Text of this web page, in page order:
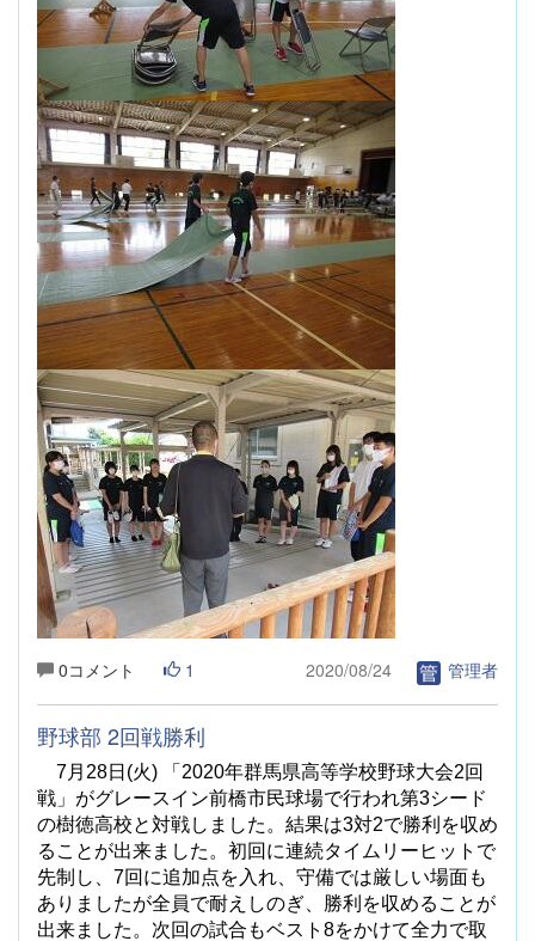
0コメント 1 2020/08/24 管理者
野球部 2回戦勝利
7月 28日 (火) 「 2020年群馬県高等学校野球大会2回
戦」がグレースイン前橋市民球場で行われ第3シード
の樹徳高校と対戦しました。結果は3対2で勝利を収め
ることが出来ました。初回に連続タイムリーヒットで
先制し、 7回に追加点を入れ、守備では厳しい場面も
ありましたが全員で耐えしのぎ、勝利を収めることが
出来ました。次回の試合もベスト 8をかけて全力で取